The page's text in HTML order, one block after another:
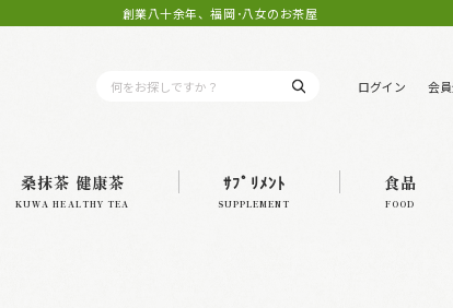
創業八十余年、福岡･八女のお茶屋
ログイン 会
桑抹茶 健康茶
KUWA HEALTHY TEA
ｻﾌﾟﾘﾒﾝﾄ
SUPPLEMENT
食品
FOOD